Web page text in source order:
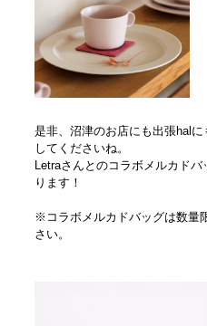
是非、沼津のお店にも出張hal
してくださいね。
Letraさんとのコラボメルカド
ります！
※コラボメルカドバッグは数量
さい。